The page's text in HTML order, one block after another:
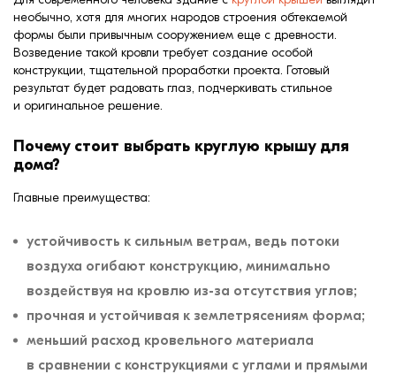
формовки
Клинкерная плитка
Ступени, крыльцо
Строительные
необычно, хотя для многих народов строения обтекаемой
формы были привычным сооружением еще с древности.
Возведение такой кровли требует создание особой
конструкции, тщательной проработки проекта. Готовый
результат будет радовать глаз, подчеркивать стильное
и оригинальное решение.
Почему стоит выбрать круглую крышу для
дома?
Главные преимущества:
устойчивость к сильным ветрам, ведь потоки
воздуха огибают конструкцию, минимально
воздействуя на кровлю из-за отсутствия углов;
прочная и устойчивая к землетрясениям форма;
меньший расход кровельного материала
в сравнении с конструкциями с углами и прямыми